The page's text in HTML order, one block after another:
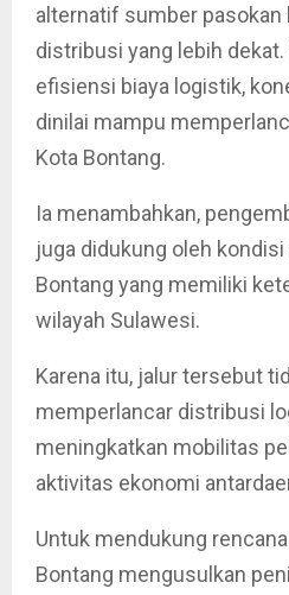
alternatif sumber pasokan
distribusi yang lebih
efisiensi biaya logistik,
dinilai mampu
Kota Bontang.
Ia menambahkan,
juga didukung oleh
Bontang yang memiliki
wilayah Sulawesi.
Karena itu, jalur tersebut
memperlancar distribusi
meningkatkan mobilitas
aktivitas ekonomi
Untuk mendukung
Bontang mengusulkan